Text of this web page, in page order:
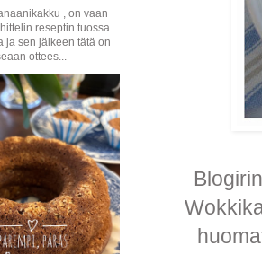
, on vaan
reseptin tuossa
ja sen jälkeen tätä on
ottees...